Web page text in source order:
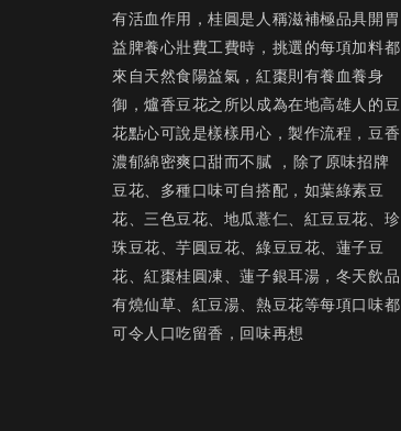
有活血作用，桂圓是人稱滋補極品具開胃
益脾養心壯費工費時，挑選的每項加料都
來自天然食陽益氣，紅棗則有養血養身
御，爐香豆花之所以成為在地高雄人的豆
花點心可說是樣樣用心，製作流程，豆香
濃郁綿密爽口甜而不膩 ，除了原味招牌
豆花、多種口味可自搭配，如葉綠素豆
花、三色豆花、地瓜薏仁、紅豆豆花、珍
珠豆花、芋圓豆花、綠豆豆花、蓮子豆
花、紅棗桂圓凍、蓮子銀耳湯，冬天飲品
有燒仙草、紅豆湯、熱豆花等每項口味都
可令人口吃留香，回味再想